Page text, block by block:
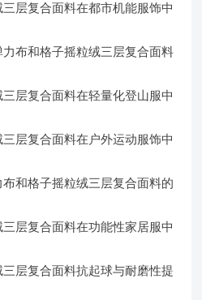
层复合面料在都市机能服饰中
布和格子摇粒绒三层复合面料
层复合面料在轻量化登山服中
层复合面料在户外运动服饰中
和格子摇粒绒三层复合面料的
层复合面料在功能性家居服中
层复合面料抗起球与耐磨性提